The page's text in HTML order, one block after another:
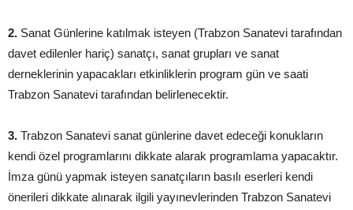
2. Sanat Günlerine katılmak isteyen (Trabzon Sanatevi tarafından
davet edilenler hariç) sanatçı, sanat grupları ve sanat
derneklerinin yapacakları etkinliklerin program gün ve saati
Trabzon Sanatevi tarafından belirlenecektir.
3. Trabzon Sanatevi sanat günlerine davet edeceği konukların
kendi özel programlarını dikkate alarak programlama yapacaktır.
İmza günü yapmak isteyen sanatçıların basılı eserleri kendi
önerileri dikkate alınarak ilgili yayınevlerinden Trabzon Sanatevi